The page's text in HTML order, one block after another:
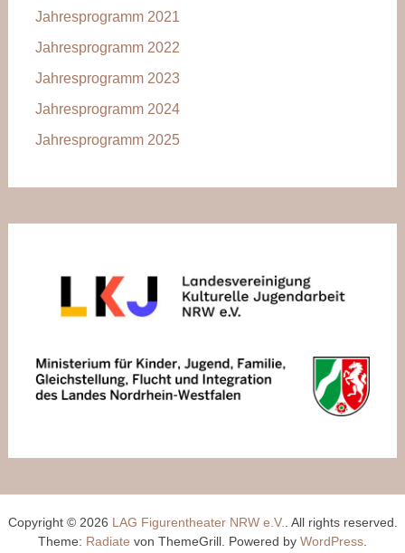
Jahresprogramm 2021
Jahresprogramm 2022
Jahresprogramm 2023
Jahresprogramm 2024
Jahresprogramm 2025
Copyright © 2026 LAG Figurentheater NRW e.V.
. All rights reserved.
Theme: Radiate von ThemeGrill. Powered by WordPress